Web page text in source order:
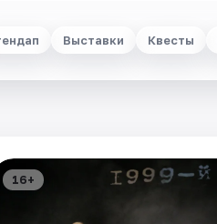
Выставки Квесты
16+